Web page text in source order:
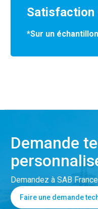
Satisfaction
*Sur un
Demande
Demandez à SAB
Faire une demande